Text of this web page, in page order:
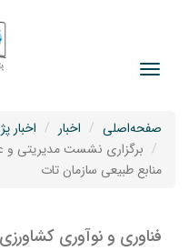
صفحه‌اصلی اخبار
اخبار
برگزاری نشست مدیریتی و
منابع طبیعی سازمان تات
فناوری و نوآوری کشاورزی